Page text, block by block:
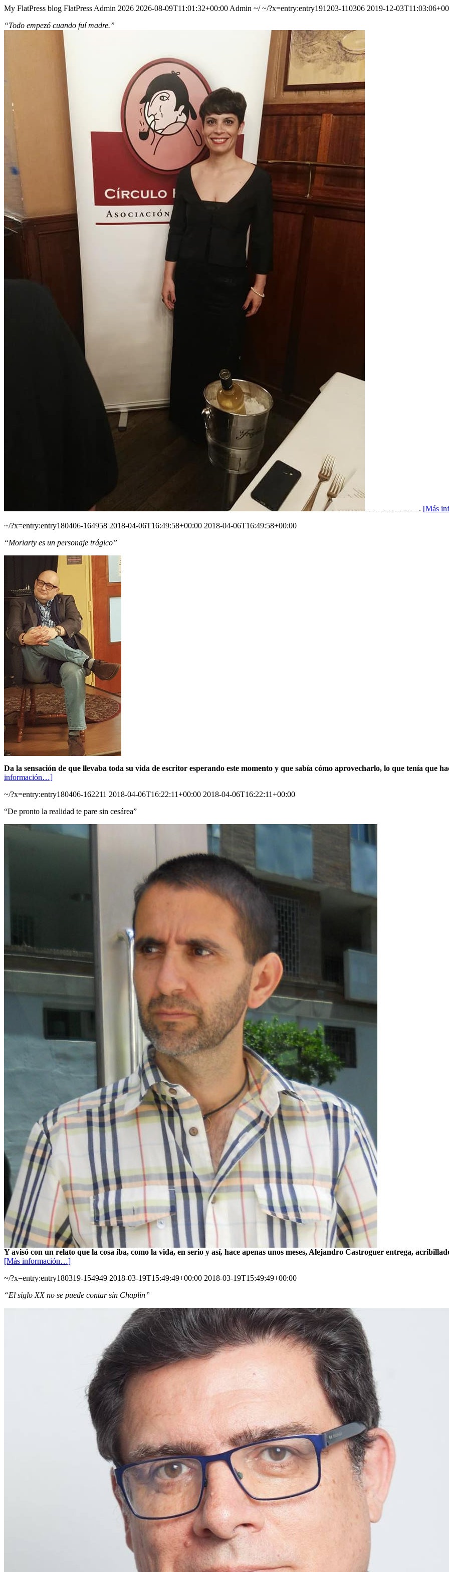
My FlatPress blog FlatPress Admin 2026 2026-08-09T11:01:32+00:00 Admin ~/ ~/?x=entry:entry191203-110306 2019-12-
“Todo empezó cuando fuí madre.”
. [Más
~/?x=entry:entry180406-164958 2018-04-06T16:49:58+00:00 2018-04-06T16:49:58+00:00
“Moriarty es un personaje trágico”
Da la sensación de que llevaba toda su vida de escritor esperando este momento y que sabía cómo aprovecharlo, lo que tenía que
información…]
~/?x=entry:entry180406-162211 2018-04-06T16:22:11+00:00 2018-04-06T16:22:11+00:00
“De pronto la realidad te pare sin cesárea”
Y avisó con un relato que la cosa iba, como la vida, en serio y así, hace apenas unos meses, Alejandro Castroguer entrega,
[Más información…]
~/?x=entry:entry180319-154949 2018-03-19T15:49:49+00:00 2018-03-19T15:49:49+00:00
“El siglo XX no se puede contar sin Chaplin”